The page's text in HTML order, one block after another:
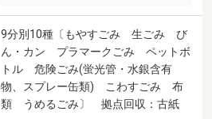
9分別10種〔もやすごみ 生ごみ び
ん・カン プラマークごみ ペットボ
トル 危険ごみ(蛍光管・水銀含有
物、スプレー缶類) こわすごみ 布
類 うめるごみ〕 拠点回収：古紙